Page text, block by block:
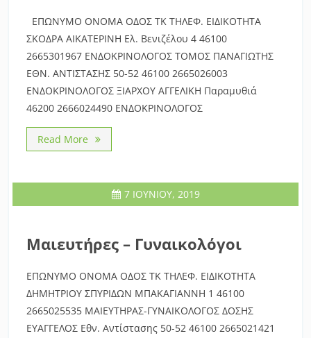
ΕΠΩΝΥΜΟ ΟΝΟΜΑ ΟΔΟΣ ΤΚ ΤΗΛΕΦ. ΕΙΔΙΚΟΤΗΤΑ
ΣΚΟΔΡΑ ΑΙΚΑΤΕΡΙΝΗ Ελ. Βενιζέλου 4 46100
2665301967 ΕΝΔΟΚΡΙΝΟΛΟΓΟΣ ΤΟΜΟΣ ΠΑΝΑΓΙΩΤΗΣ
ΕΘΝ. ΑΝΤΙΣΤΑΣΗΣ 50-52 46100 2665026003
ΕΝΔΟΚΡΙΝΟΛΟΓΟΣ ΞΙΑΡΧΟΥ ΑΓΓΕΛΙΚΗ Παραμυθιά
46200 2666024490 ΕΝΔΟΚΡΙΝΟΛΟΓΟΣ
Read More
7 ΙΟΥΝΊΟΥ, 2019
Μαιευτήρες – Γυναικολόγοι
ΕΠΩΝΥΜΟ ΟΝΟΜΑ ΟΔΟΣ ΤΚ ΤΗΛΕΦ. ΕΙΔΙΚΟΤΗΤΑ
ΔΗΜΗΤΡΙΟΥ ΣΠΥΡΙΔΩΝ ΜΠΑΚΑΓΙΑΝΝΗ 1 46100
2665025535 ΜΑΙΕΥΤΗΡΑΣ-ΓΥΝΑΙΚΟΛΟΓΟΣ ΔΟΣΗΣ
ΕΥΑΓΓΕΛΟΣ Εθν. Αντίστασης 50-52 46100 2665021421